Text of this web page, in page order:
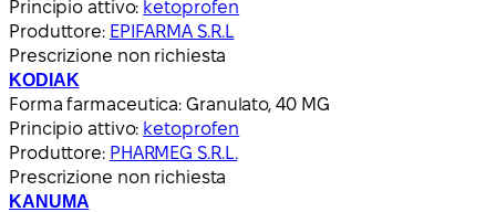
Principio attivo: ketoprofen
Produttore: EPIFARMA S.R.L
Prescrizione non richiesta
KODIAK
Forma farmaceutica: Granulato, 40 MG
Principio attivo: ketoprofen
Produttore: PHARMEG S.R.L.
Prescrizione non richiesta
KANUMA